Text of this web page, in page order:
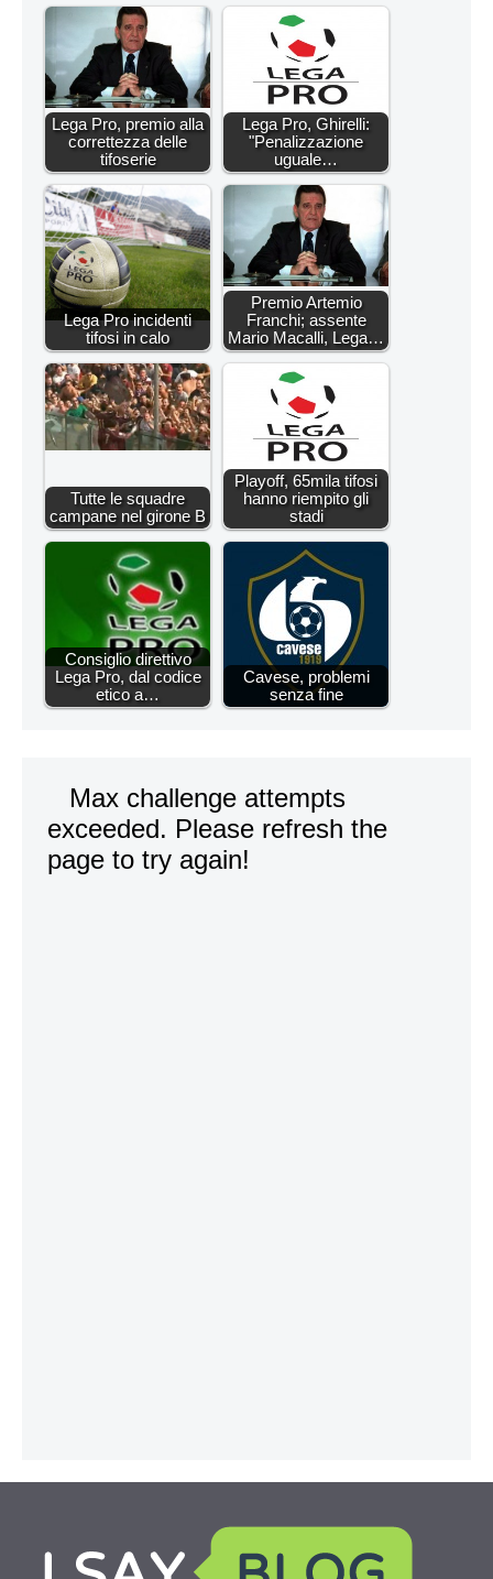
Lega Pro, premio alla
correttezza delle
tifoserie
Lega Pro, Ghirelli:
"Penalizzazione
uguale…
Lega Pro incidenti
tifosi in calo
Premio Artemio
Franchi; assente
Mario Macalli, Lega…
Tutte le squadre
campane nel girone B
Playoff, 65mila tifosi
hanno riempito gli
stadi
Consiglio direttivo
Lega Pro, dal codice
etico a…
Cavese, problemi
senza fine